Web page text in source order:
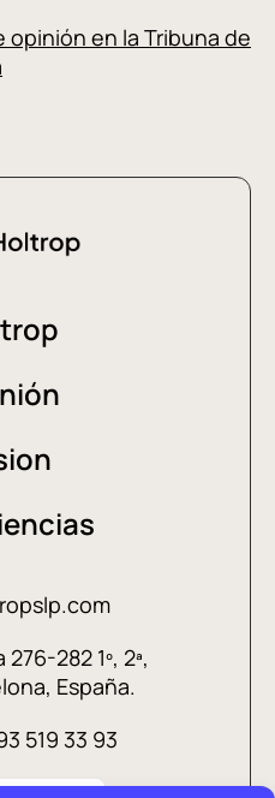
en la Tribuna de
282 1º, 2ª,
España.
519 33 93